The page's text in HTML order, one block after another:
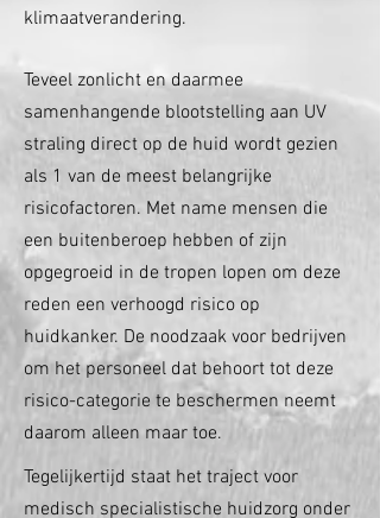
klimaatverandering.
Teveel zonlicht en daarmee
samenhangende blootstelling aan UV
straling direct op de huid wordt gezien
als 1 van de meest belangrijke
risicofactoren. Met name mensen die
een buitenberoep hebben of zijn
opgegroeid in de tropen lopen om deze
reden een verhoogd risico op
huidkanker. De noodzaak voor bedrijven
om het personeel dat behoort tot deze
risico-categorie te beschermen neemt
daarom alleen maar toe.
Tegelijkertijd staat het traject voor
medisch specialistische huidzorg onder